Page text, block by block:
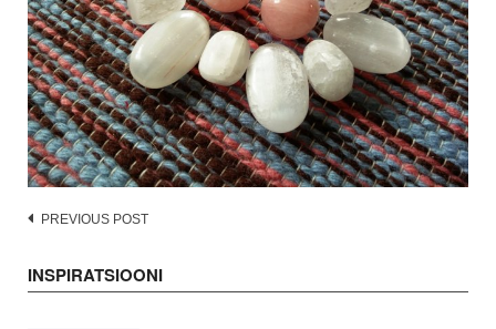
Post
PREVIOUS POST
INSPIRATSIOONI